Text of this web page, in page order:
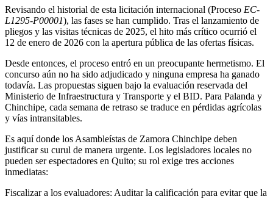
Revisando el historial de esta licitación internacional (Proceso EC-
L1295-P00001), las fases se han cumplido. Tras el lanzamiento de
pliegos y las visitas técnicas de 2025, el hito más crítico ocurrió el
12 de enero de 2026 con la apertura pública de las ofertas físicas.
Desde entonces, el proceso entró en un preocupante hermetismo. El
concurso aún no ha sido adjudicado y ninguna empresa ha ganado
todavía. Las propuestas siguen bajo la evaluación reservada del
Ministerio de Infraestructura y Transporte y el BID. Para Palanda y
Chinchipe, cada semana de retraso se traduce en pérdidas agrícolas
y vías intransitables.
Es aquí donde los Asambleístas de Zamora Chinchipe deben
justificar su curul de manera urgente. Los legisladores locales no
pueden ser espectadores en Quito; su rol exige tres acciones
inmediatas:
Fiscalizar a los evaluadores: Auditar la calificación para evitar que la